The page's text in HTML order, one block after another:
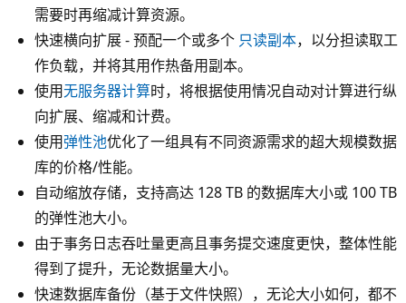
需要时再缩减计算资源。
快速横向扩展 - 预配一个或多个 只读副本，以分担读取工
作负载，并将其用作热备用副本。
使用无服务器计算时，将根据使用情况自动对计算进行纵
向扩展、缩减和计费。
使用弹性池优化了一组具有不同资源需求的超大规模数据
库的价格/性能。
自动缩放存储，支持高达 128 TB 的数据库大小或 100 TB
的弹性池大小。
由于事务日志吞吐量更高且事务提交速度更快，整体性能
得到了提升，无论数据量大小。
快速数据库备份（基于文件快照），无论大小如何，都不